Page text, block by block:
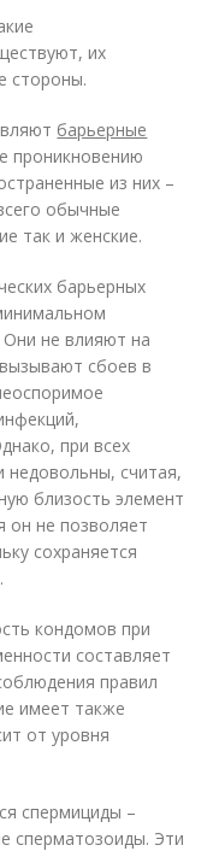
их
стороны.
барьерные
проникновению
из них –
обычные
так и женские.
барьерных
не влияют на
сбоев в
при всех
считая,
близость элемент
он не позволяет
сохраняется
кондомов при
составляет
правил
имеет также
от уровня
спермициды –
сперматозоиды. Эти